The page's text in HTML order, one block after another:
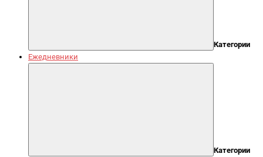
Категории
Ежедневники
Категории